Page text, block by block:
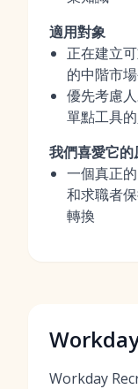
適用對象
正在建立
的中階市
優先考慮
單點工具
我們喜愛它的
一個真正
和求職者
轉換
Workday